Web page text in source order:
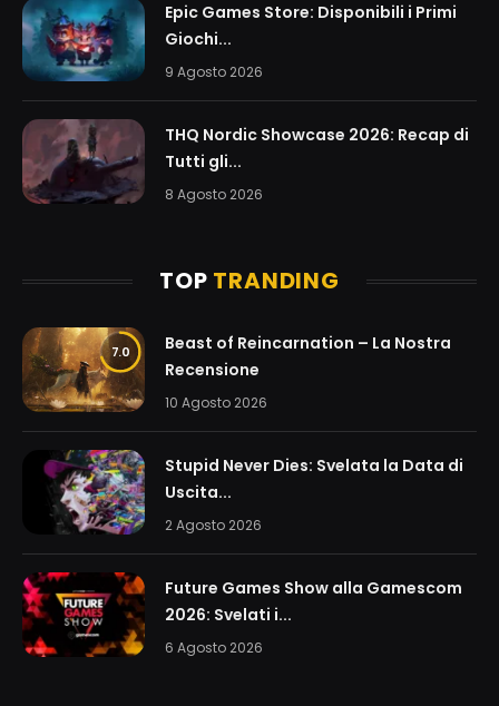
Epic Games Store: Disponibili i Primi
Giochi...
9 Agosto 2026
THQ Nordic Showcase 2026: Recap di
Tutti gli...
8 Agosto 2026
TOP TRANDING
7.0
Beast of Reincarnation – La Nostra
Recensione
10 Agosto 2026
Stupid Never Dies: Svelata la Data di
Uscita...
2 Agosto 2026
Future Games Show alla Gamescom
2026: Svelati i...
6 Agosto 2026